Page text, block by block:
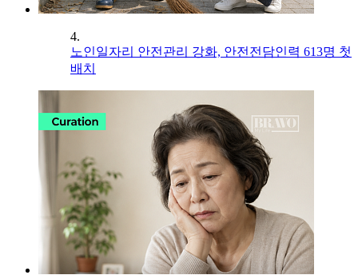
4.
노인일자리 안전관리 강화, 안전전담인력 613명 첫
배치